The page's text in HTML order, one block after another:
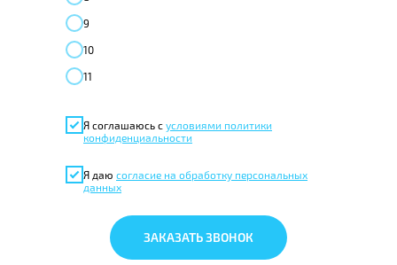
9
10
11
Я соглашаюсь с условиями политики
конфиденциальности
Я даю согласие на обработку персональных
данных
ЗАКАЗАТЬ ЗВОНОК